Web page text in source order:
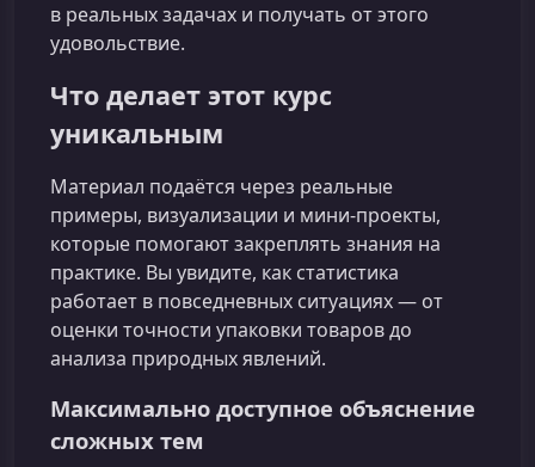
в реальных задачах и получать от этого
удовольствие.
Что делает этот курс
уникальным
Материал подаётся через реальные
примеры, визуализации и мини‑проекты,
которые помогают закреплять знания на
практике. Вы увидите, как статистика
работает в повседневных ситуациях — от
оценки точности упаковки товаров до
анализа природных явлений.
Максимально доступное объяснение
сложных тем